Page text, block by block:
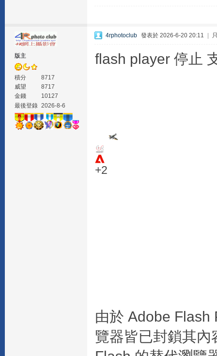
版主
積分
8717
威望
8717
金錢
10127
最後登錄 2026-8-6
4rphotoclub 發表於 2026-6-20 20:11
flash player 停止
+2
由於 Adobe Flash
覽器皆已封鎖其